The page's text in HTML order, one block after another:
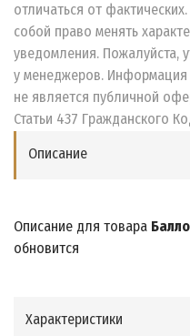
отличаться от
собой право менять
уведомления. Пожалуйста,
у менеджеров. Информация
не является публичной
Статьи 437 Гражданского
Описание
Описание для товара
обновится
Характеристики